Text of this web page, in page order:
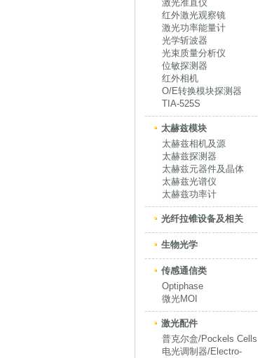
激光准直仪
红外激光观察镜
激光功率能量计
光学斩波器
光束质量分析仪
位敏探测器
红外相机
O/E转换模块探测器
TIA-525S
太赫兹模块
太赫兹相机及源
太赫兹探测器
太赫兹元器件及晶体
太赫兹光谱仪
太赫兹功率计
光纤拉锥设备及相关
生物光学
传感通信类
Optiphase
微光MOI
激光配件
普克尔盒/Pockels Cells
电光调制器/Electro-